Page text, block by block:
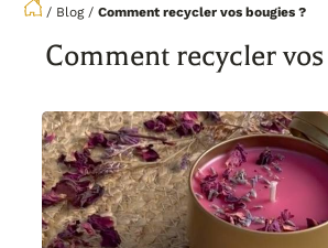
/ Blog/Comment recycler vos bougies ?
Comment recycler